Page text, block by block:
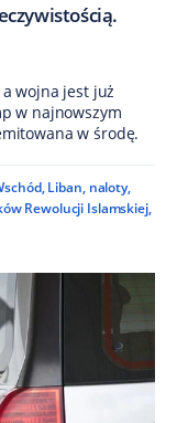
wojna jest już
w najnowszym
w środę.
, Liban, naloty,
Rewolucji Islamskiej,